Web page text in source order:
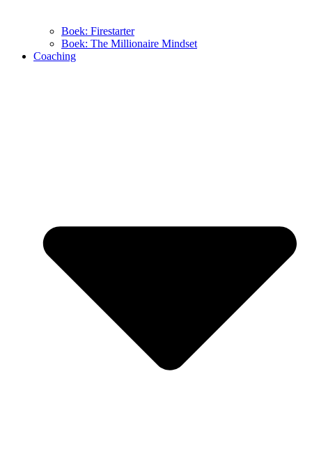
Boek: Firestarter
Boek: The Millionaire Mindset
Coaching